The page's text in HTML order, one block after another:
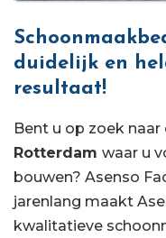
duidelijk en
resultaat!
Bent u op zoek naar
Rotterdam waar u
bouwen? Asenso
jarenlang maakt
kwalitatieve